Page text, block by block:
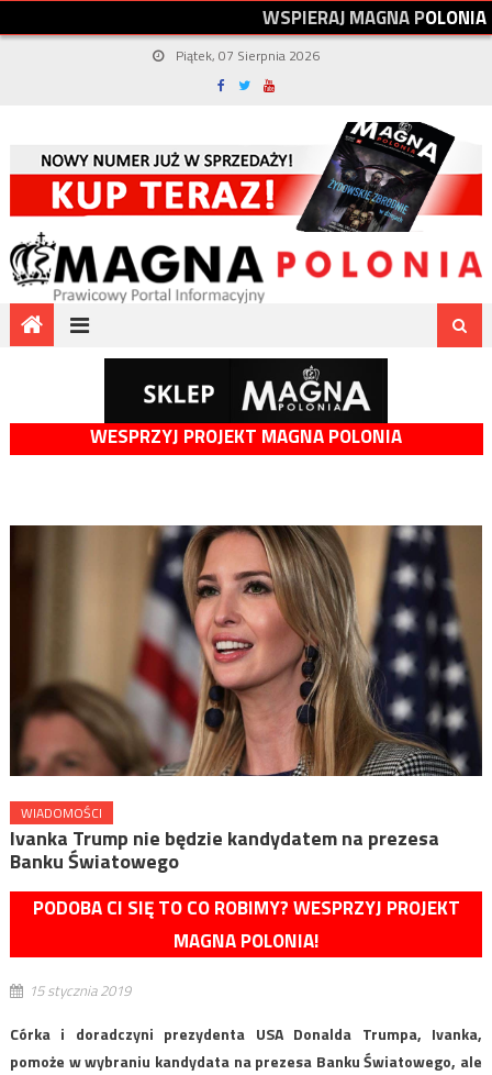
WSPIERAJMAGNAPOLONIA
Piątek, 07 Sierpnia 2026
WESPRZYJ PROJEKT MAGNA POLONIA
WIADOMOŚCI
Ivanka Trump nie będzie kandydatem na prezesa
Banku Światowego
PODOBA CI SIĘ TO CO ROBIMY? WESPRZYJ PROJEKT
MAGNA POLONIA!
15 stycznia 2019
Córka i doradczyni prezydenta USA Donalda Trumpa, Ivanka,
pomoże w wybraniu kandydata na prezesa Banku Światowego, ale